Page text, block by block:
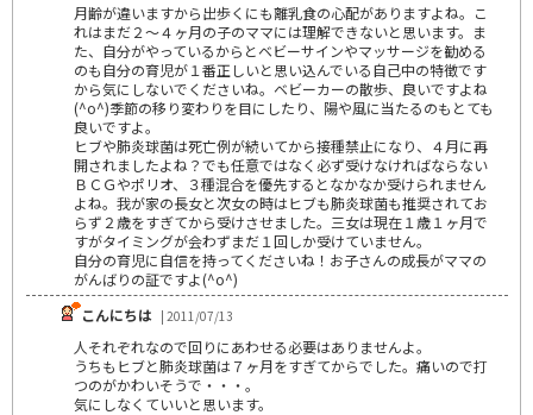
月齢が違いますから出歩くにも離乳食の心配がありますよね。こ
れはまだ２～４ヶ月の子のママには理解できないと思います。ま
た、自分がやっているからとベビーサインやマッサージを勧める
のも自分の育児が１番正しいと思い込んでいる自己中の特徴です
から気にしないでくださいね。ベビーカーの散歩、良いですよね
(^o^)季節の移り変わりを目にしたり、陽や風に当たるのもとても
良いですよ。
ヒブや肺炎球菌は死亡例が続いてから接種禁止になり、４月に再
開されましたよね？でも任意ではなく必ず受けなければならない
ＢＣＧやポリオ、３種混合を優先するとなかなか受けられません
よね。我が家の長女と次女の時はヒブも肺炎球菌も推奨されてお
らず２歳をすぎてから受けさせました。三女は現在１歳１ヶ月で
すがタイミングが会わずまだ１回しか受けていません。
自分の育児に自信を持ってくださいね！お子さんの成長がママの
がんばりの証ですよ(^o^)
こんにちは | 2011/07/13
人それぞれなので回りにあわせる必要はありませんよ。
うちもヒブと肺炎球菌は７ヶ月をすぎてからでした。痛いので打
つのがかわいそうで・・・。
気にしなくていいと思います。